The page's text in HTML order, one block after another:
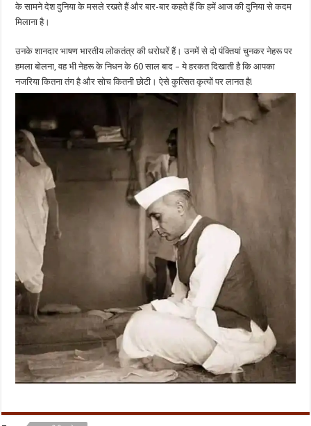
के सामने देश दुनिया के मसले रखते हैं और बार-बार कहते हैं कि हमें आज की दुनिया से कदम
मिलाना है।
उनके शानदार भाषण भारतीय लोकतंत्र की धरोधरें हैं। उनमें से दो पंक्तियां चुनकर नेहरू पर
हमला बोलना, वह भी नेहरू के निधन के 60 साल बाद – ये हरकत दिखाती है कि आपका
नजरिया कितना तंग है और सोच कितनी छोटी। ऐसे कुत्सित कृत्यों पर लानत है!